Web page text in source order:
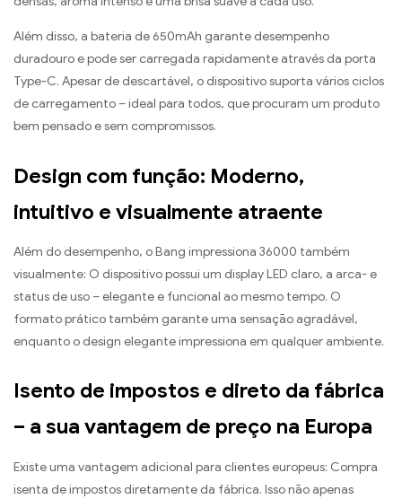
Além disso, a bateria de 650mAh garante desempenho
duradouro e pode ser carregada rapidamente através da porta
Type-C. Apesar de descartável, o dispositivo suporta vários ciclos
de carregamento – ideal para todos, que procuram um produto
bem pensado e sem compromissos.
Design com função: Moderno,
intuitivo e visualmente atraente
Além do desempenho, o Bang impressiona 36000 também
visualmente: O dispositivo possui um display LED claro, a arca- e
status de uso – elegante e funcional ao mesmo tempo. O
formato prático também garante uma sensação agradável,
enquanto o design elegante impressiona em qualquer ambiente.
Isento de impostos e direto da fábrica
– a sua vantagem de preço na Europa
Existe uma vantagem adicional para clientes europeus: Compra
isenta de impostos diretamente da fábrica. Isso não apenas